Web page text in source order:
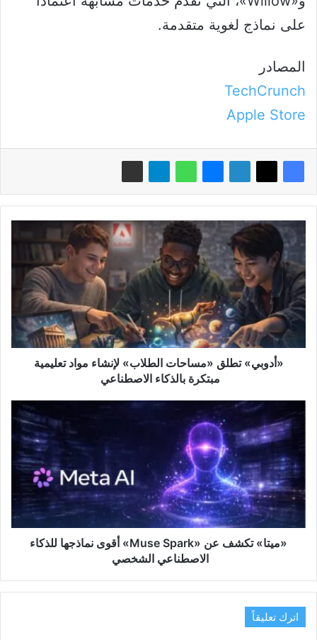
على نماذج لغوية متقدمة.
المصادر
TechCrunch
Apple Store
«أدوبي»
تطلق
«مساحات
الطلاب»
لإنشاء
مواد
تعليمية
مبتكرة
بالذكاء
الاصطناعي
«أدوبي» تطلق «مساحات الطلاب» لإنشاء مواد تعليمية
مبتكرة بالذكاء الاصطناعي
تكشف
«Muse
Spark»
أقوى
نماذجها
للذكاء
الاصطناعي
الشخصي
«ميتا» تكشف عن «Muse Spark» أقوى نماذجها للذكاء
الاصطناعي الشخصي
اترك تعليقاً